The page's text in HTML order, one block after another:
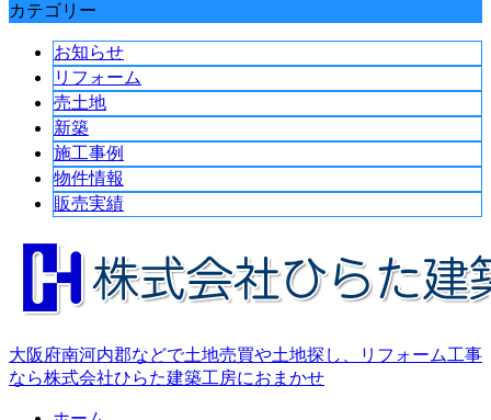
カテゴリー
お知らせ
リフォーム
売土地
新築
施工事例
物件情報
販売実績
大阪府南河内郡などで土地売買や土地探し、リフォーム工事
なら株式会社ひらた建築工房におまかせ